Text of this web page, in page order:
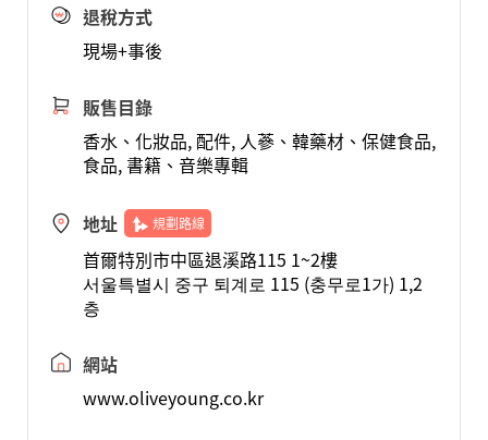
退稅方式
現場+事後
販售目錄
香水、化妝品, 配件, 人蔘、韓藥材、保健食品,
食品, 書籍、音樂專輯
地址 規劃路線
首爾特別市中區退溪路115 1~2樓
서울특별시 중구 퇴계로 115 (충무로1가) 1,2
층
網站
www.oliveyoung.co.kr